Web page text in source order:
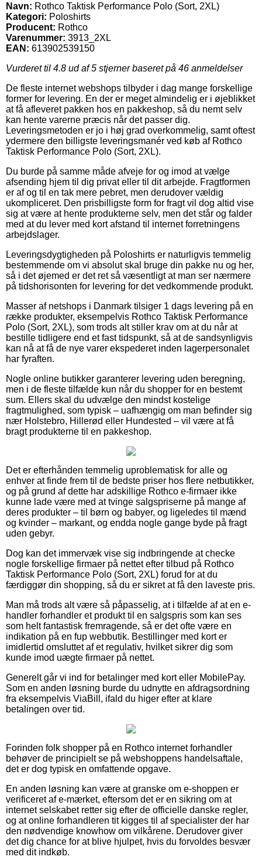
Navn: Rothco Taktisk Performance Polo (Sort, 2XL)
Kategori: Poloshirts
Producent: Rothco
Varenummer: 3913_2XL
EAN: 613902539150
Vurderet til 4.8 ud af 5 stjerner baseret på 46 anmeldelser
De fleste internet webshops tilbyder i dag mange forskellige
former for levering. En der er meget almindelig er i øjeblikket
at få afleveret pakken hos en pakkeshop, så du nemt selv
kan hente varerne præcis når det passer dig.
Leveringsmetoden er jo i høj grad overkommelig, samt oftest
ydermere den billigste leveringsmanér ved køb af Rothco
Taktisk Performance Polo (Sort, 2XL).
Du burde på samme måde afveje for og imod at vælge
afsending hjem til dig privat eller til dit arbejde. Fragtformen
er af og til en tak mere pebret, men derudover vældig
ukompliceret. Den prisbilligste form for fragt vil dog altid vise
sig at være at hente produkterne selv, men det står og falder
med at du lever med kort afstand til internet forretningens
arbejdslager.
Leveringsdygtigheden på Poloshirts er naturligvis temmelig
bestemmende om vi absolut skal bruge din pakke nu og her,
så i det øjemed er det ret så væsentligt at man ser nærmere
på tidshorisonten for levering for det vedkommende produkt.
Masser af netshops i Danmark tilsiger 1 dags levering på en
række produkter, eksempelvis Rothco Taktisk Performance
Polo (Sort, 2XL), som trods alt stiller krav om at du når at
bestille tidligere end et fast tidspunkt, så at de sandsynligvis
kan nå at få de nye varer ekspederet inden lagerpersonalet
har fyraften.
Nogle online butikker garanterer levering uden beregning,
men i de fleste tilfælde kun når du shopper for en bestemt
sum. Ellers skal du udvælge den mindst kostelige
fragtmulighed, som typisk – uafhængig om man befinder sig
nær Holstebro, Hillerød eller Hundested – vil være at få
bragt produkterne til en pakkeshop.
Det er efterhånden temmelig uproblematisk for alle og
enhver at finde frem til de bedste priser hos flere netbutikker,
og på grund af dette har adskillige Rothco e-firmaer ikke
kunne lade være med at tvinge salgspriserne på mange af
deres produkter – til børn og babyer, og ligeledes til mænd
og kvinder – markant, og endda nogle gange byde på fragt
uden gebyr.
Dog kan det immervæk vise sig indbringende at checke
nogle forskellige firmaer på nettet efter tilbud på Rothco
Taktisk Performance Polo (Sort, 2XL) forud for at du
færdiggør din shopping, så du er sikret at få den laveste pris.
Man må trods alt være så påpasselig, at i tilfælde af at en e-
handler forhandler et produkt til en salgspris som kan ses
som helt fantastisk fremragende, så er det ofte være en
indikation på en fup webbutik. Bestillinger med kort er
imidlertid omsluttet af et regulativ, hvilket sikrer dig som
kunde imod uægte firmaer på nettet.
Generelt går vi ind for betalinger med kort eller MobilePay.
Som en anden løsning burde du udnytte en afdragsordning
fra eksempelvis ViaBill, ifald du higer efter at klare
betalingen over tid.
Forinden folk shopper på en Rothco internet forhandler
behøver de principielt se på webshoppens handelsaftale,
det er dog typisk en omfattende opgave.
En anden løsning kan være at granske om e-shoppen er
verificeret af e-mærket, eftersom det er en sikring om at
internet selskabet retter sig efter de officielle danske regler,
og at online forhandleren tit kigges til af specialister der har
den nødvendige knowhow om vilkårene. Derudover giver
det dig chance for at blive hjulpet, hvis du forvoldes besvær
med dit indkøb.